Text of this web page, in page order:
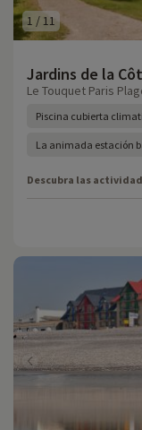
1 /11
Jardins de la
Le Touquet Paris
Piscina cubierta
La animada estación
Descubra las